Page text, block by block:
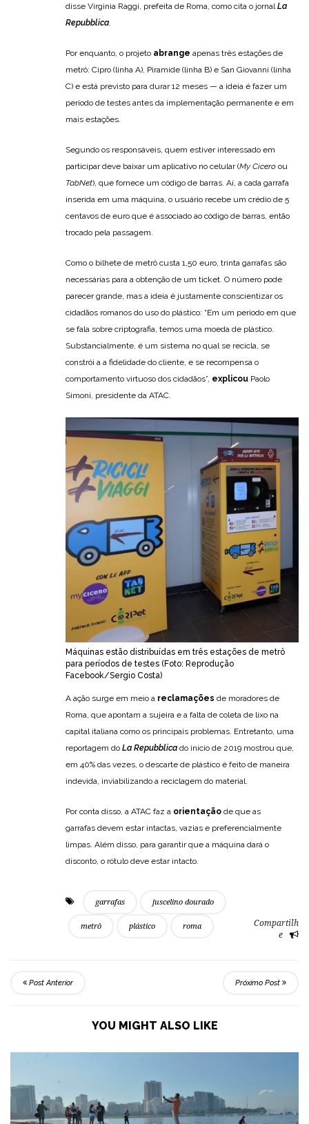
disse Virginia Raggi, prefeita de Roma, como cita o jornal La
Repubblica
Por enquanto, o projeto abrange apenas três estações de
metrô: Cipro (linha A), Piramide (linha B) e San Giovanni (linha
C) e está previsto para durar 12 meses — a ideia é fazer um
período de testes antes da implementação permanente e em
mais estações.
Segundo os responsáveis, quem estiver interessado em
participar deve baixar um aplicativo no celular (My Cicero ou
TabNet), que fornece um código de barras. Aí, a cada garrafa
inserida em uma máquina, o usuário recebe um crédio de 5
centavos de euro que é associado ao código de barras, então
trocado pela passagem.
Como o bilhete de metrô custa 1,50 euro, trinta garrafas são
necessárias para a obtenção de um ticket. O número pode
parecer grande, mas a ideia é justamente conscientizar os
cidadãos romanos do uso do plástico: “Em um período em que
se fala sobre criptografia, temos uma moeda de plástico.
Substancialmente, é um sistema no qual se recicla, se
constrói a a fidelidade do cliente, e se recompensa o
comportamento virtuoso dos cidadãos”, explicou Paolo
Simoni, presidente da ATAC.
Máquinas estão distribuídas em três estações de metrô
para períodos de testes (Foto: Reprodução
Facebook/Sergio Costa)
A ação surge em meio a reclamações de moradores de
Roma, que apontam a sujeira e a falta de coleta de lixo na
capital italiana como os principais problemas. Entretanto, uma
reportagem do La Repubblica do início de 2019 mostrou que,
em 40% das vezes, o descarte de plástico é feito de maneira
indevida, inviabilizando a reciclagem do material.
Por conta disso, a ATAC faz a orientação de que as
garrafas devem estar intactas, vazias e preferencialmente
limpas. Além disso, para garantir que a máquina dará o
disconto, o rótulo deve estar intacto.
garrafas juscelino dourado
metrô plástico roma
Compartilh
e
Post Anterior Próximo Post
YOU MIGHT ALSO LIKE